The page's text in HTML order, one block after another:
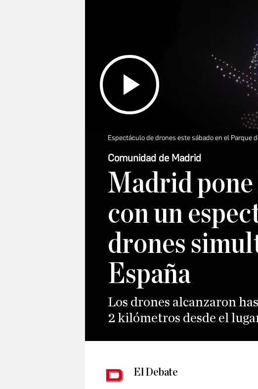
Espectáculo de drones este sábado en el Parque
Comunidad de Madrid
Madrid pone
con un
drones
España
Los drones alcanzaron
2 kilómetros desde el
El Debate